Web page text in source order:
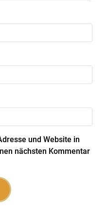
und Website in
nächsten Kommentar